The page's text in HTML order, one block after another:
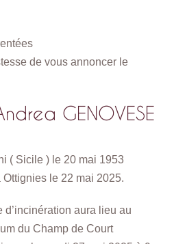
de vous annoncer le
GENOVESE
( Sicile ) le 20 mai 1953
Ottignies le 22 mai 2025.
d’incinération aura lieu au
du Champ de Court